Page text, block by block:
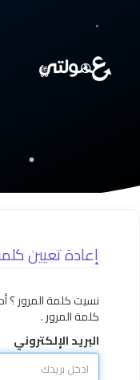
إعادة تعيين
نسيت كلمة المرور ؟
كلمة المرور .
البريد الإلكتروني